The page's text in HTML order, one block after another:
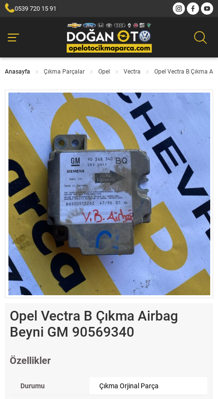
0539 720 15 91
Anasayfa Çıkma Parçalar Opel Vectra Opel Vectra B Çıkma
Opel Vectra B Çıkma Airbag
Beyni GM 90569340
Özellikler
Durumu Çıkma Orjinal Parça